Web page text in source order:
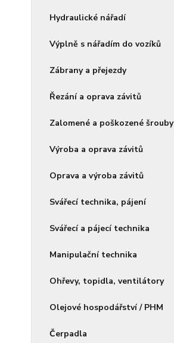
Hydraulické nářadí
Výplně s nářadím do vozíků
Zábrany a přejezdy
Řezání a oprava závitů
Zalomené a poškozené šrouby
Výroba a oprava závitů
Oprava a výroba závitů
Svářecí technika, pájení
Svářecí a pájecí technika
Manipulační technika
Ohřevy, topidla, ventilátory
Olejové hospodářství / PHM
Čerpadla